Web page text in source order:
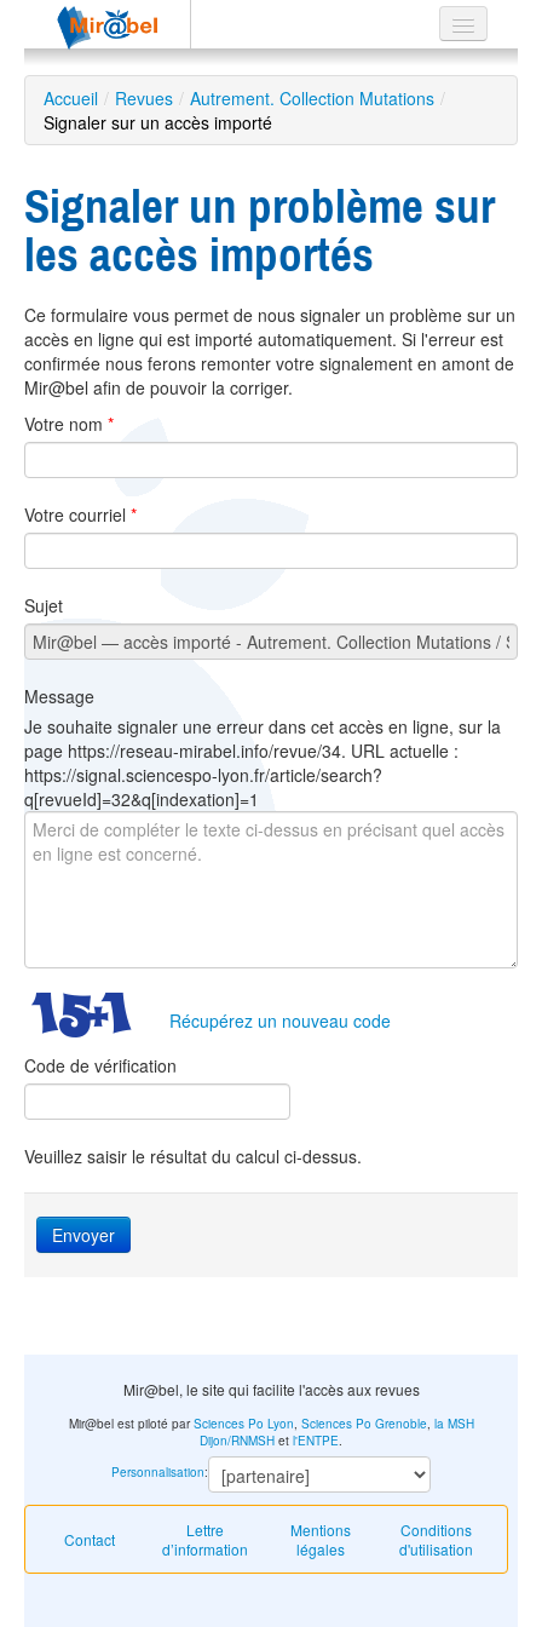
Le réseau
Soutien
avancée
EN
ES
?
Accueil / Revues / Autrement. Collection Mutations /
Signaler sur un accès importé
Signaler un problème sur
les accès importés
Ce formulaire vous permet de nous signaler un problème sur un
accès en ligne qui est importé automatiquement. Si l'erreur est
confirmée nous ferons remonter votre signalement en amont de
Mir@bel afin de pouvoir la corriger.
Votre nom *
Votre courriel *
Sujet
Message
Je souhaite signaler une erreur dans cet accès en ligne, sur la
page https://reseau-mirabel.info/revue/34. URL actuelle :
https://signal.sciencespo-lyon.fr/article/search?
q[revueId]=32&q[indexation]=1
Récupérez un nouveau code
Code de vérification
Veuillez saisir le résultat du calcul ci-dessus.
Envoyer
Mir@bel, le site qui facilite l'accès aux revues
Contact
Lettre
d’information
Mentions
légales
Conditions
d'utilisation
Mir@bel est piloté parSciences Po Lyon Sciences Po Grenoble, la MSH
Dijon/RNMSH et l'ENTPE
Personnalisation: